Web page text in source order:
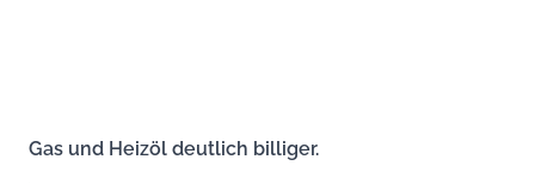
Gas und Heizöl deutlich billiger.